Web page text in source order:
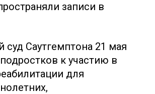
записи в
суд Саутгемптона 21 мая
к участию в
для